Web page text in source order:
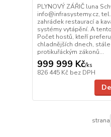
PLYNOVÝ ZÁŘIČ luna
info@infrasystemy.cz,
zahrádek restaurací a
systémy vytápění. A
Počet hostů, kteří
chladnějších dnech,
protikuřáckým zákonů...
999 999 Kč/ks
826 445 Kč bez DPH
strana